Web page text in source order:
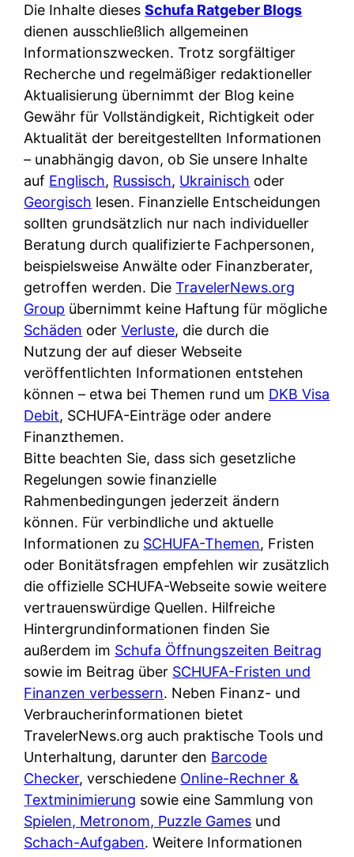
e
D
a
t
e
n
w
i
r
k
l
i
c
h
?
n
d
e
r
n
u
n
k
t
i
o
n
i
e
r
e
n
r
u
s
s
i
s
h
e
B
a
n
k
k
a
r
t
e
n
M
I
R
e
r
A
p
p
&
O
n
l
i
n
e
:
W
a
s
i
s
t
w
i
r
k
l
i
c
h
k
o
s
t
e
n
l
o
s
u
n
d
w
b
H
-
M
y
t
h
o
s
:
W
e
n
n
d
e
r
S
c
h
u
t
z
d
e
r
F
i
r
m
a
a
m
p
r
i
v
a
t
e
Die Inhalte diesesSchufa Ratgeber Blogs
dienen ausschließlich allgemeinen
Informationszwecken. Trotz sorgfältiger
Recherche und regelmäßiger redaktioneller
Aktualisierung übernimmt der Blog keine
Gewähr für Vollständigkeit, Richtigkeit oder
Aktualität der bereitgestellten Informationen
– unabhängig davon, ob Sie unsere Inhalte
auf Englisch, Russisch, Ukrainisch oder
Georgisch lesen. Finanzielle Entscheidungen
sollten grundsätzlich nur nach individueller
Beratung durch qualifizierte Fachpersonen,
beispielsweise Anwälte oder Finanzberater,
getroffen werden. DieTravelerNews.org
Group übernimmt keine Haftung für mögliche
Schäden oderVerluste, die durch die
Nutzung der auf dieser Webseite
veröffentlichten Informationen entstehen
können – etwa bei Themen rund um DKB Visa
Debit, SCHUFA-Einträge oder andere
Finanzthemen.
Bitte beachten Sie, dass sich gesetzliche
Regelungen sowie finanzielle
Rahmenbedingungen jederzeit ändern
können. Für verbindliche und aktuelle
Informationen zu SCHUFA-Themen, Fristen
oder Bonitätsfragen empfehlen wir zusätzlich
die offizielle SCHUFA-Webseite sowie weitere
vertrauenswürdige Quellen. Hilfreiche
Hintergrundinformationen finden Sie
außerdem im Schufa Öffnungszeiten Beitrag
sowie im Beitrag über SCHUFA-Fristen und
Finanzen verbessern. Neben Finanz- und
Verbraucherinformationen bietet
TravelerNews.org auch praktische Tools und
Unterhaltung, darunter den Barcode
Checker, verschiedene Online-Rechner &
Textminimierung sowie eine Sammlung von
Spielen, Metronom, Puzzle Games und
Schach-Aufgaben. Weitere Informationen